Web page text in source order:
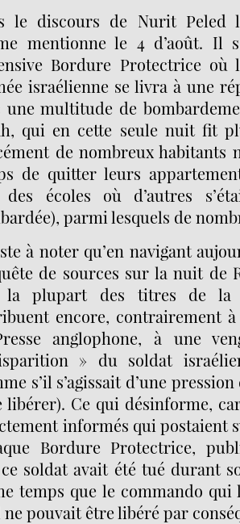
le discours de Nurit Peled
mentionne le 4 d’août. Il
Bordure Protectrice
israélienne se livra à une
une multitude de
qui en cette seule nuit fit
de nombreux habitants
de quitter leurs
des écoles où d’autres
parmi lesquels de
à noter qu’en navigant
de sources sur la nuit de
la plupart des titres de la
encore, contrairement
anglophone, à une
» du soldat
s’il s’agissait d’une
libérer). Ce qui désinforme,
informés qui postaient
Bordure Protectrice,
soldat avait été tué durant
temps que le commando qui
ne pouvait être libéré par